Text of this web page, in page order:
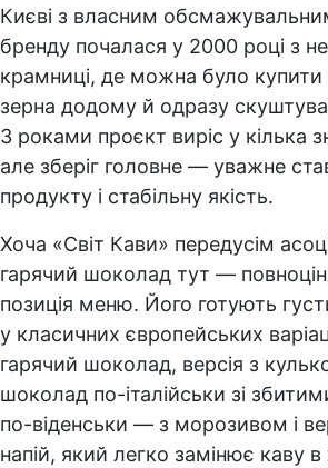
Києві з власним
бренду почалася у 2000 році з
крамниці, де можна було
зерна додому й одразу
З роками проєкт виріс у кілька
але зберіг головне — уважне
продукту і стабільну якість.
Хоча «Світ Кави» передусім
гарячий шоколад тут —
позиція меню. Його готують
у класичних європейських
гарячий шоколад, версія з
шоколад по-італійськи зі
по-віденськи — з морозивом і
напій, який легко замінює каву